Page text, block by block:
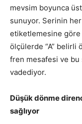
mevsim boyunca
sunuyor. Serinin
etiketlemesine göre
ölçülerde “A” belirli
fren mesafesi ve
vadediyor.
Düşük dönme
sağlıyor